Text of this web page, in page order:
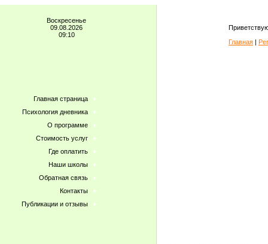
Воскресенье
09.08.2026
09:10
Главная страница
Психология дневника
О программе
Стоимость услуг
Где оплатить
Наши школы
Обратная связь
Контакты
Публикации и отзывы
Главная |